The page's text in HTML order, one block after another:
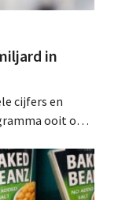
in
cijfers en
ooit om